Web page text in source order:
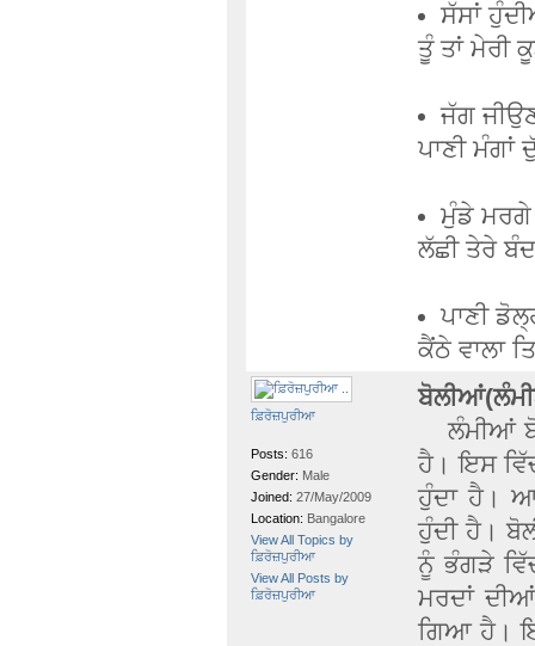
ਸੱਸਾਂ
ਤੂੰ ਤਾਂ ਮੇਰੀ
ਜੱਗ
ਪਾਣੀ
ਮੁੰਡੇ
ਲੱਛੀ ਤੇਰੇ
ਪਾਣੀ
ਕੈਂਠੇ ਵਾਲਾ
ਫ਼ਿਰੋਜ਼ਪੁਰੀਆ
Posts: 616
Gender: Male
Joined: 27/May/2009
Location: Bangalore
View All Topics by
ਫ਼ਿਰੋਜ਼ਪੁਰੀਆ
View All Posts by
ਫ਼ਿਰੋਜ਼ਪੁਰੀਆ
ਲੰਮੀਆਂ
ਹੈ। ਇਸ
ਹੁੰਦਾ ਹੈ।
ਹੁੰਦੀ ਹੈ।
ਨੂੰ ਭੰਗੜੇ
ਮਰਦਾਂ
ਗਿਆ ਹੈ।